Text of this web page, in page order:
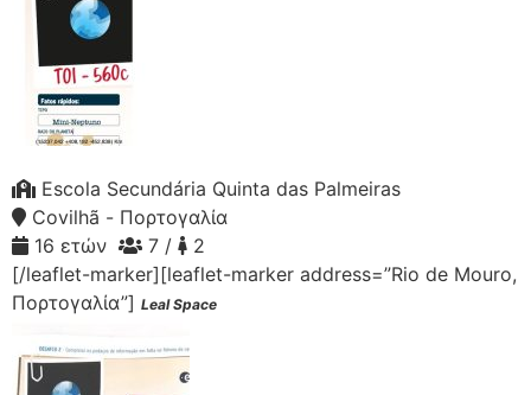
Escola Secundária Quinta das Palmeiras
Covilhã - Πορτογαλία
16 ετών
7 /
2
[/leaflet-marker][leaflet-marker address=”Rio de Mouro,
Πορτογαλία”] Leal Space